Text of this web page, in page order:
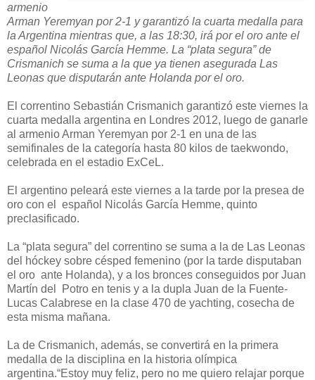
armenio
Arman Yeremyan por 2-1 y garantizó la cuarta medalla para
la Argentina mientras que, a las 18:30, irá por el oro ante el
español Nicolás García Hemme. La “plata segura” de
Crismanich se suma a la que ya tienen asegurada Las
Leonas que disputarán ante Holanda por el oro.
El correntino Sebastián Crismanich garantizó este viernes la
cuarta medalla argentina en Londres 2012, luego de ganarle
al armenio Arman Yeremyan por 2-1 en una de las
semifinales de la categoría hasta 80 kilos de taekwondo,
celebrada en el estadio ExCeL.
El argentino peleará este viernes a la tarde por la presea de
oro con el español Nicolás García Hemme, quinto
preclasificado.
La “plata segura” del correntino se suma a la de Las Leonas
del hóckey sobre césped femenino (por la tarde disputaban
el oro ante Holanda), y a los bronces conseguidos por Juan
Martín del Potro en tenis y a la dupla Juan de la Fuente-
Lucas Calabrese en la clase 470 de yachting, cosecha de
esta misma mañana.
La de Crismanich, además, se convertirá en la primera
medalla de la disciplina en la historia olímpica
argentina.“Estoy muy feliz, pero no me quiero relajar porque